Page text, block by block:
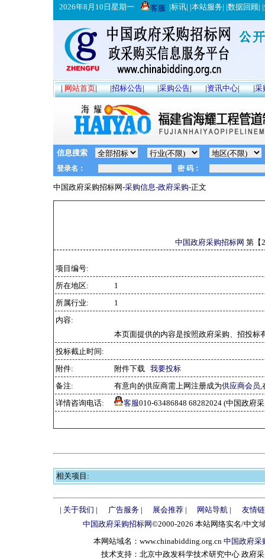
2026年8月10日星期一 客服 |标讯| |本站服务| |数据回顾| |
|网站首页| |招标公告| |采购公告| |资讯中心| |采
信息搜索
中国政府采购招标网-采购信息-政府采购-正文
中国政府采购招标网 第【
项目编号:
所在地区:
1
所属行业:
1
内容:
本页面提供的内容是按照政府采购、招投标
投标截止时间:
附件:
附件下载 我要投标
备注:
有意向的供应商需上网注册成为供应商会员,
详情咨询电话:
客服010-63486848 68282024 (中国政府
相关项目:
| 关于我们 | 广告服务| 展会推荐| 网站导航 |
友情
中国政府采购招标网©2000-2026 本站网络实名/中文
本网站域名：www.chinabidding.org.cn 中国政府采
技术支持：北京中政发科学技术研究中心 政府